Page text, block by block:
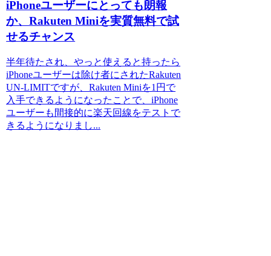
iPhoneユーザーにとっても朗報
か、Rakuten Miniを実質無料で試
せるチャンス
半年待たされ、やっと使えると持ったら
iPhoneユーザーは除け者にされたRakuten
UN-LIMITですが、Rakuten Miniを1円で
入手できるようになったことで、iPhone
ユーザーも間接的に楽天回線をテストで
きるようになりまし...